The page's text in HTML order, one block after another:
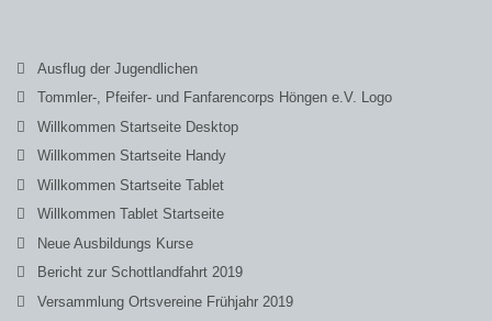
Ausflug der Jugendlichen
Tommler-, Pfeifer- und Fanfarencorps Höngen e.V. Logo
Willkommen Startseite Desktop
Willkommen Startseite Handy
Willkommen Startseite Tablet
Willkommen Tablet Startseite
Neue Ausbildungs Kurse
Bericht zur Schottlandfahrt 2019
Versammlung Ortsvereine Frühjahr 2019